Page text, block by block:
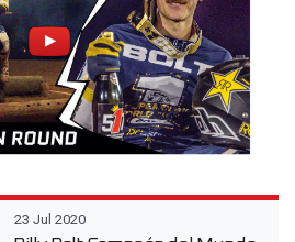
23 Jul 2020